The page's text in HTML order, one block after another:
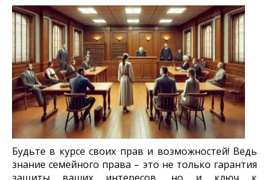
Будьте в курсе своих прав и возможностей! Ведь
знание семейного права – это не только гарантия
защиты ваших интересов, но и ключ к